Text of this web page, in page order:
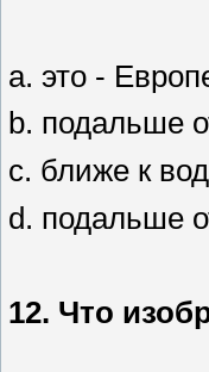
a. это -
b. подальше
c. ближе к
d. подальше
12. Что